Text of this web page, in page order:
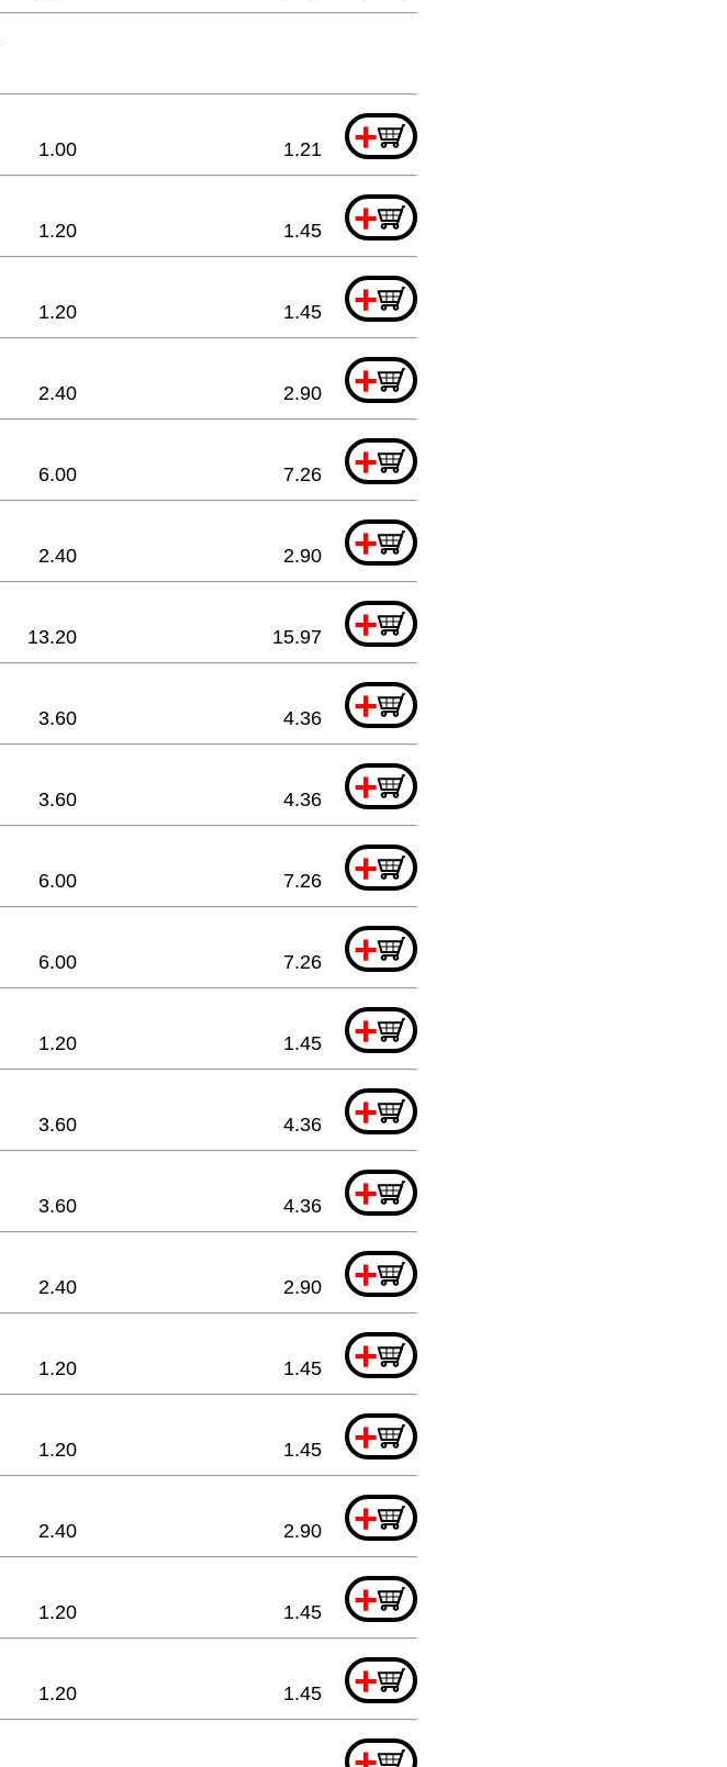
+
1.00 1.21
+
1.20 1.45
+
1.20 1.45
+
2.40 2.90
+
6.00 7.26
+
2.40 2.90
+
13.20 15.97
+
3.60 4.36
+
3.60 4.36
+
6.00 7.26
+
6.00 7.26
+
1.20 1.45
+
3.60 4.36
+
3.60 4.36
+
2.40 2.90
+
1.20 1.45
+
1.20 1.45
+
2.40 2.90
+
1.20 1.45
+
1.20 1.45